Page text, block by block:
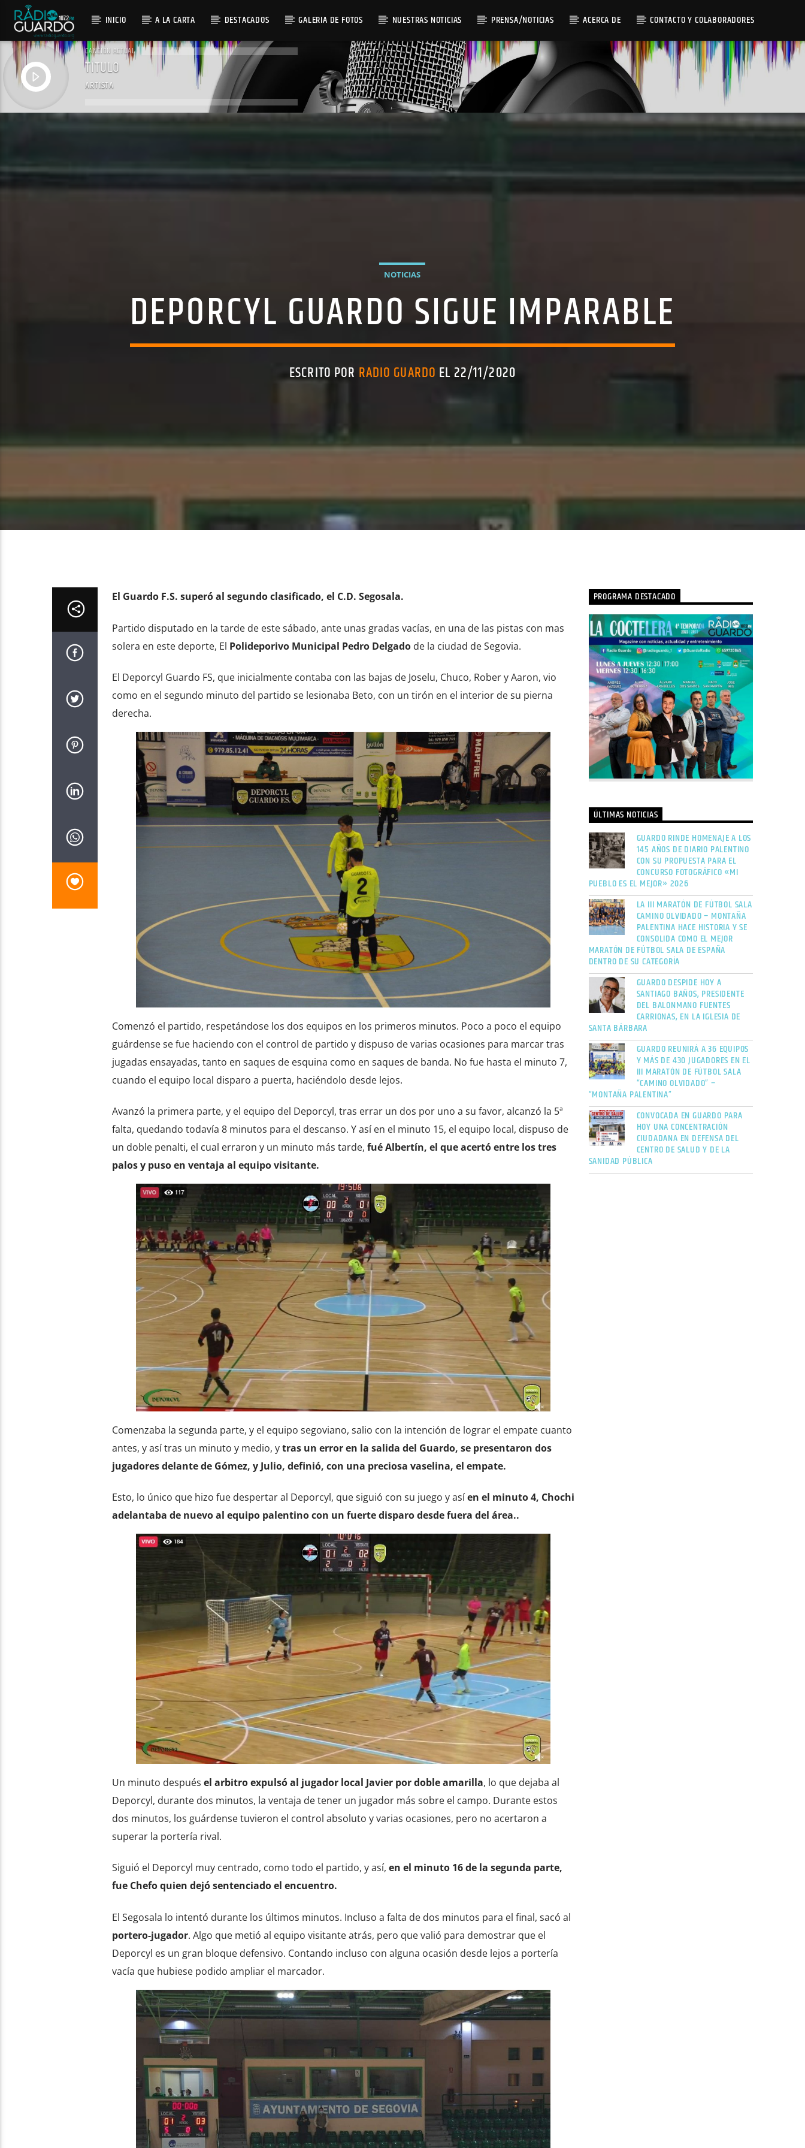
INICIO A LA CARTA DESTACADOS GALERIA DE FOTOS NUESTRAS NOTICIAS PRENSA/NOTICIAS ACERCA DE CONTACTO Y COLABORADORES
CANCIÓN ACTUAL
TÍTULO
ARTISTA
NOTICIAS
DEPORCYL GUARDO SIGUE IMPARABLE
ESCRITO POR RADIO GUARDO EL 22/11/2020
El Guardo F.S. superó al segundo clasificado, el C.D. Segosala.
Partido disputado en la tarde de este sábado, ante unas gradas vacías, en una de las pistas con mas
solera en este deporte, El Polideporivo Municipal Pedro Delgadode la ciudad de Segovia.
El Deporcyl Guardo FS, que inicialmente contaba con las bajas de Joselu, Chuco, Rober y Aaron, vio
como en el segundo minuto del partido se lesionaba Beto, con un tirón en el interior de su pierna
derecha.
Comenzó el partido, respetándose los dos equipos en los primeros minutos. Poco a poco el equipo
guárdense se fue haciendo con el control de partido y dispuso de varias ocasiones para marcar tras
jugadas ensayadas, tanto en saques de esquina como en saques de banda. No fue hasta el minuto 7,
cuando el equipo local disparo a puerta, haciéndolo desde lejos.
Avanzó la primera parte, y el equipo del Deporcyl, tras errar un dos por uno a su favor, alcanzó la 5ª
falta, quedando todavía 8 minutos para el descanso. Y así en el minuto 15, el equipo local, dispuso de
un doble penalti, el cual erraron y un minuto más tarde, fué Albertín, el que acertó entre los tres
palos y puso en ventaja al equipo visitante.
Comenzaba la segunda parte, y el equipo segoviano, salio con la intención de lograr el empate cuanto
antes, y así tras un minuto y medio, ytras un error en la salida del Guardo, se presentaron dos
jugadores delante de Gómez, y Julio, definió, con una preciosa vaselina, el empate.
Esto, lo único que hizo fue despertar al Deporcyl, que siguió con su juego y asíen el minuto 4, Chochi
adelantaba de nuevo al equipo palentino con un fuerte disparo desde fuera del área..
Un minuto después el arbitro expulsó al jugador local Javier por doble amarilla, lo que dejaba al
Deporcyl, durante dos minutos, la ventaja de tener un jugador más sobre el campo. Durante estos
dos minutos, los guárdense tuvieron el control absoluto y varias ocasiones, pero no acertaron a
superar la portería rival.
Siguió el Deporcyl muy centrado, como todo el partido, y así, en el minuto 16 de la segunda parte,
fue Chefo quien dejó sentenciado el encuentro.
El Segosala lo intentó durante los últimos minutos. Incluso a falta de dos minutos para el final, sacó al
portero-jugador. Algo que metió al equipo visitante atrás, pero que valió para demostrar que el
Deporcyl es un gran bloque defensivo. Contando incluso con alguna ocasión desde lejos a portería
vacía que hubiese podido ampliar el marcador.
PROGRAMA DESTACADO
ÚLTIMAS NOTICIAS
GUARDO RINDE HOMENAJE A LOS
145 AÑOS DE DIARIO PALENTINO
CON SU PROPUESTA PARA EL
CONCURSO FOTOGRÁFICO «MI
PUEBLO ES EL MEJOR» 2026
LA III MARATÓN DE FÚTBOL SALA
CAMINO OLVIDADO – MONTAÑA
PALENTINA HACE HISTORIA Y SE
CONSOLIDA COMO EL MEJOR
MARATÓN DE FÚTBOL SALA DE ESPAÑA
DENTRO DE SU CATEGORÍA
GUARDO DESPIDE HOY A
SANTIAGO BAÑOS, PRESIDENTE
DEL BALONMANO FUENTES
CARRIONAS, EN LA IGLESIA DE
SANTA BÁRBARA
GUARDO REUNIRÁ A 36 EQUIPOS
Y MÁS DE 430 JUGADORES EN EL
III MARATÓN DE FÚTBOL SALA
“CAMINO OLVIDADO” –
“MONTAÑA PALENTINA”
CONVOCADA EN GUARDO PARA
HOY UNA CONCENTRACIÓN
CIUDADANA EN DEFENSA DEL
CENTRO DE SALUD Y DE LA
SANIDAD PÚBLICA